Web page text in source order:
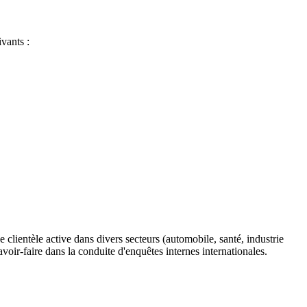
:
active dans divers secteurs (automobile, santé, industrie
faire dans la conduite d'enquêtes internes internationales.